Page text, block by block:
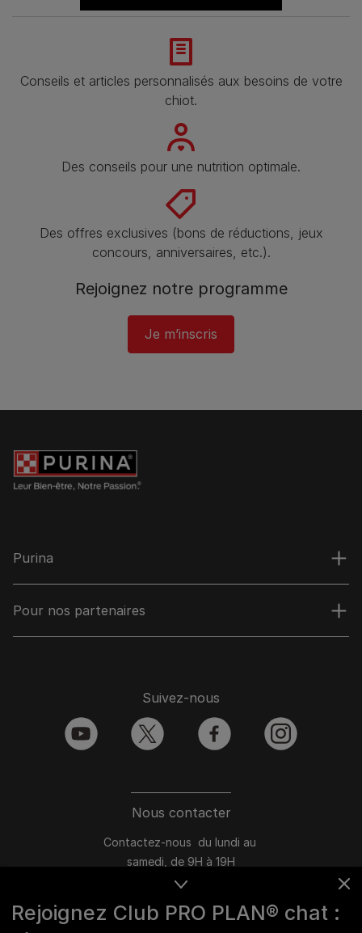
Conseils et articles personnalisés aux besoins de votre
chiot.
Des conseils pour une nutrition optimale.
Des offres exclusives (bons de réductions, jeux
concours, anniversaires, etc.).
Rejoignez notre programme​
Je m’inscris
Rejoignez Club PRO PLAN® chat :
Purina
Pour nos partenaires
Nous contacter
Contactez-nous du lundi au
samedi, de 9H à 19H
du lundi au vendredi, de 10H à 16H
Suivez-nous
youtube twitter facebook instagram